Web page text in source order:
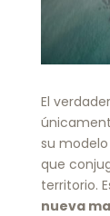
El
su
que
territorio.
nueva